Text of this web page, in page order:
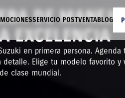
SERVICIO POSTVENTA BLOG
DE
EXCELENCIA
en primera persona. Agenda
Elige tu modelo favorito y
clase mundial.